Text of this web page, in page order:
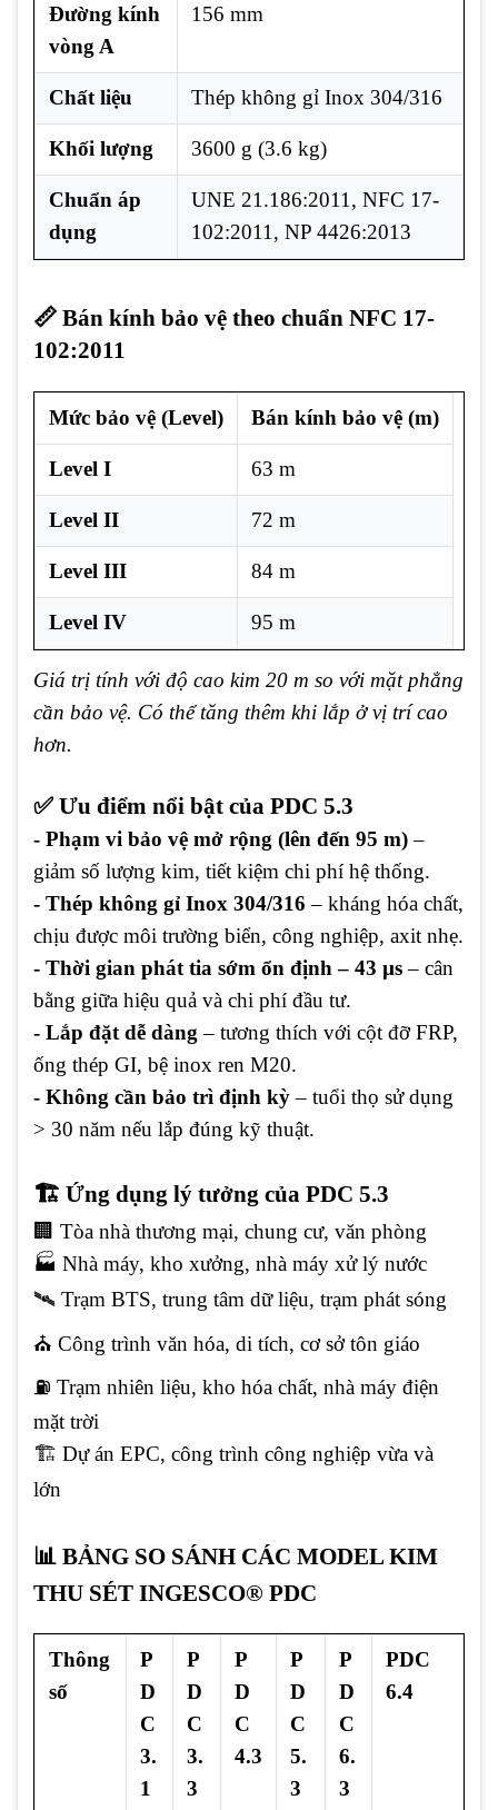
Đường kính
vòng A
156 mm
Chất liệu Thép không gỉ Inox 304/316
Khối lượng 3600 g (3.6 kg)
Chuẩn áp
dụng
UNE 21.186:2011, NFC 17-
102:2011, NP 4426:2013
📏 Bán kính bảo vệ theo chuẩn NFC 17-
102:2011
Mức bảo vệ (Level) Bán kính bảo vệ (m)
Level I 63 m
Level II 72 m
Level III 84 m
Level IV 95 m
Giá trị tính với độ cao kim 20 m so với mặt phẳng
cần bảo vệ. Có thể tăng thêm khi lắp ở vị trí cao
hơn.
✅ Ưu điểm nổi bật của PDC 5.3
- Phạm vi bảo vệ mở rộng (lên đến 95 m)–
giảm số lượng kim, tiết kiệm chi phí hệ thống.
- Thép không gỉ Inox 304/316 – kháng hóa chất,
chịu được môi trường biển, công nghiệp, axit nhẹ.
- Thời gian phát tia sớm ổn định – 43 µs– cân
bằng giữa hiệu quả và chi phí đầu tư.
- Lắp đặt dễ dàng – tương thích với cột đỡ FRP,
ống thép GI, bệ inox ren M20.
- Không cần bảo trì định kỳ– tuổi thọ sử dụng
> 30 năm nếu lắp đúng kỹ thuật.
🏗 Ứng dụng lý tưởng của PDC 5.3
🏢 Tòa nhà thương mại, chung cư, văn phòng
🏭 Nhà máy, kho xưởng, nhà máy xử lý nước
🛰 Trạm BTS, trung tâm dữ liệu, trạm phát sóng
⛪ Công trình văn hóa, di tích, cơ sở tôn giáo
⛽ Trạm nhiên liệu, kho hóa chất, nhà máy điện
mặt trời
🏗 Dự án EPC, công trình công nghiệp vừa và
lớn
📊 BẢNG SO SÁNH CÁC MODEL KIM
THU SÉT INGESCO® PDC
Thông
số
P
D
C
3.
1
P
D
C
3.
3
P
D
C
4.3
P
D
C
5.
3
P
D
C
6.
3
PDC
6.4